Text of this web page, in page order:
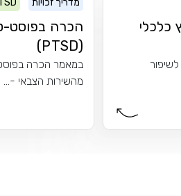
כלכלי
מדריך זכויות
הכרה בפוסט-
(PTSD)
במאמר הכרה
מהשירות הצבאי -...